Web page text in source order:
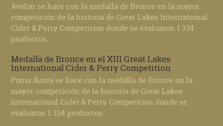
Avalon se hace con la medalla de Bronce en la mayor
competición de la historia de Great Lakes International
Cider & Perry Competition donde se evaluaron 1.334
productos.
Medalla de Bronce en el XIII Great Lakes
International Cider & Perry Competition
Poma Áurea se hace con la medalla de Bronce en la
mayor competición de la historia de Great Lakes
International Cider & Perry Competition donde se
evaluaron 1.334 productos.